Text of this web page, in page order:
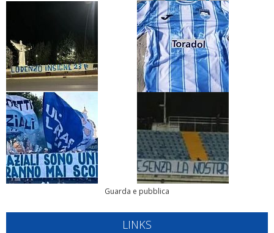
Guarda e pubblica
LINKS